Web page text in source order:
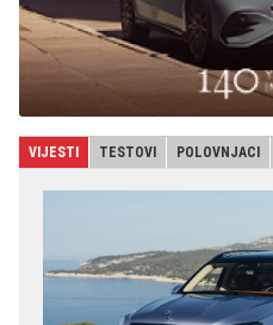
VIJESTI TESTOVI POLOVNJACI